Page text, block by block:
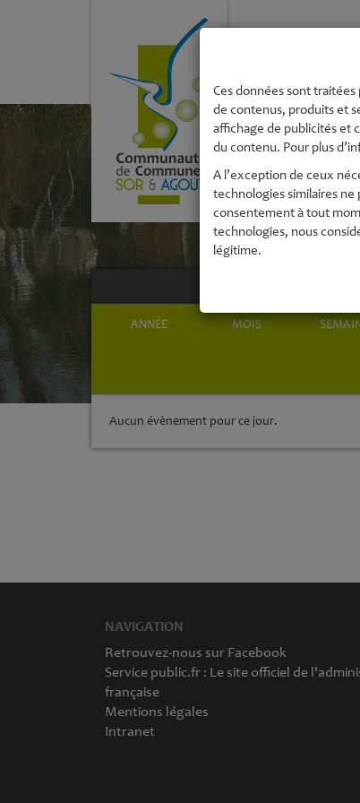
ANNÉE MOIS
Aucun évènement pour ce jour.
NAVIGATION
Retrouvez-nous sur Facebook
Service public.fr : Le site officiel de
française
Mentions légales
Intranet
Ces données sont traitées
de contenus, produits et
affichage de publicités et
du contenu. Pour plus
A l’exception de ceux
technologies similaires
consentement à tout
technologies, nous
légitime.